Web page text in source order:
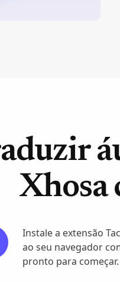
Xhosa
Instale a extensão
ao seu navegador
pronto para começar.